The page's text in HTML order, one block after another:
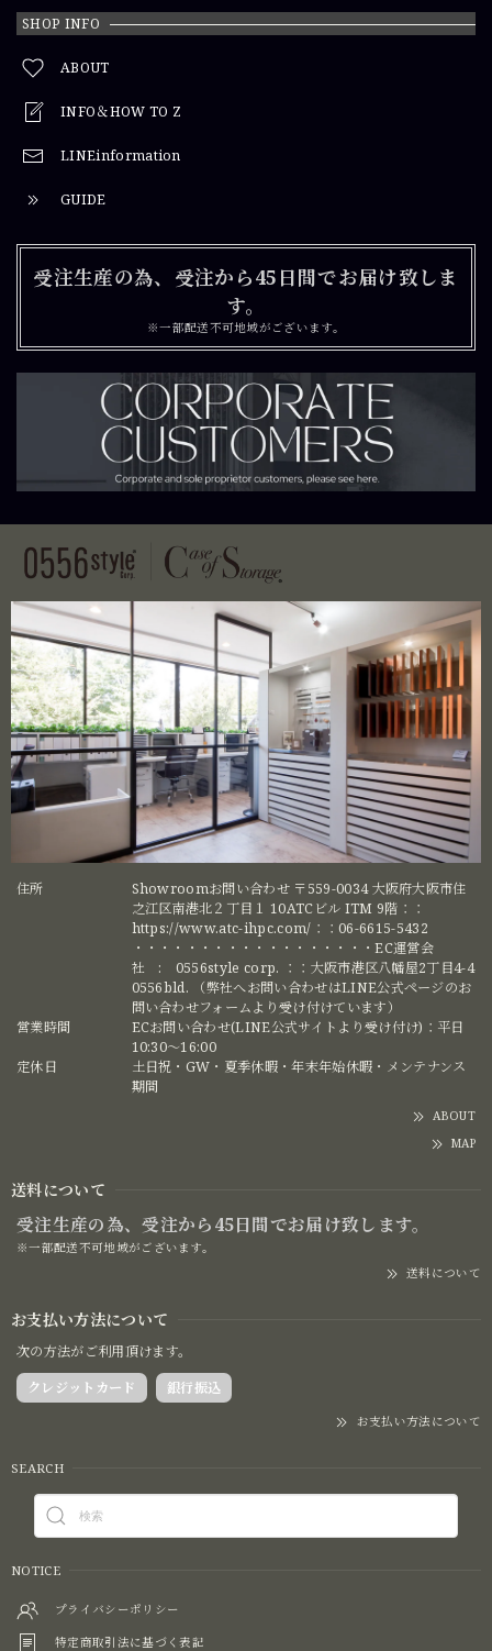
SHOP INFO
ABOUT
INFO＆HOW TO Z
LINEinformation
GUIDE
受注生産の為、受注から45日間でお届け致しま
す。
※一部配送不可地域がございます。
住所
Showroomお問い合わせ 〒559-0034 大阪府大阪市住
之江区南港北２丁目１ 10ATCビル ITM 9階：：
https://www.atc-ihpc.com/：：06-6615-5432
・・・・・・・・・・・・・・・・・・EC運営会
社 : 0556style corp. ：：大阪市港区八幡屋2丁目4-4
0556bld. （弊社へお問い合わせはLINE公式ページのお
問い合わせフォームより受け付けています）
営業時間
ECお問い合わせ(LINE公式サイトより受け付け)：平日
10:30〜16:00
定休日
土日祝・GW・夏季休暇・年末年始休暇・メンテナンス
期間
ABOUT
MAP
送料について
受注生産の為、受注から45日間でお届け致します。
※一部配送不可地域がございます。
送料について
お支払い方法について
次の方法がご利用頂けます。
クレジットカード
銀行振込
お支払い方法について
SEARCH
NOTICE
プライバシーポリシー
特定商取引法に基づく表記